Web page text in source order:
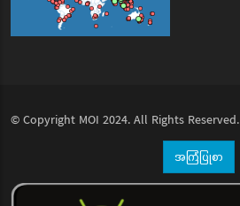
© Copyright MOI 2024. All Rights Reserved.
အကြံပြုစာ